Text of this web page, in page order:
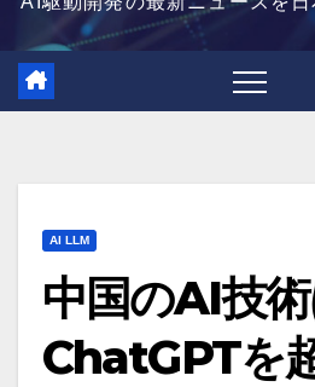
AI LLM
中国のAI技
ChatGPTを